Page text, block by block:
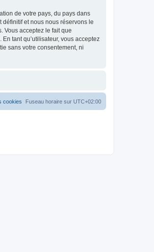
de votre pays, du pays dans
et nous nous réservons le
Vous acceptez le fait que
tant qu’utilisateur, vous acceptez
sans votre consentement, ni
Fuseau horaire sur UTC+02:00
cookies